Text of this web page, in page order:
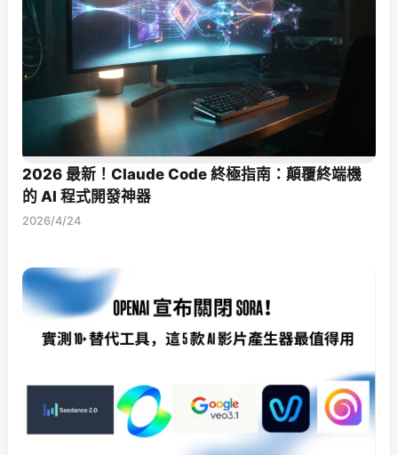
2026 最新！Claude Code 終極指南：顛覆終端機
的 AI 程式開發神器
2026/4/24